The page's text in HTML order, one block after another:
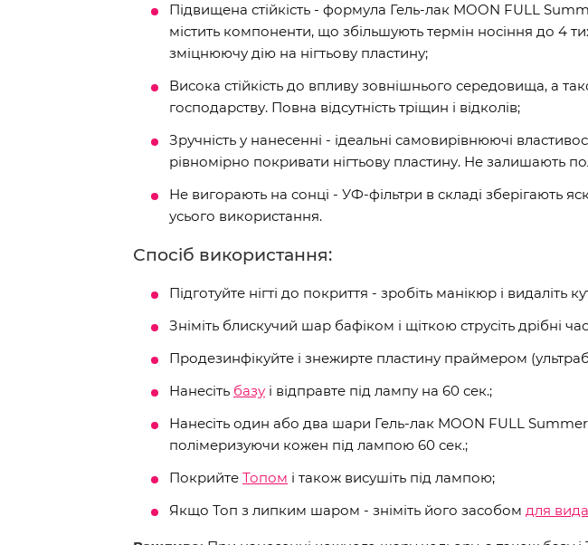
Підвищена стійкість - формула Гель-лак MOON FULL
містить компоненти, що збільшують термін носіння до 4
зміцнюючу дію на нігтьову пластину;
Висока стійкість до впливу зовнішнього середовища, а
господарству. Повна відсутність тріщин і відколів;
Зручність у нанесенні - ідеальні самовирівнюючі
рівномірно покривати нігтьову пластину. Не залишають
Не вигорають на сонці - УФ-фільтри в складі зберігають
усього використання.
Спосіб використання:
Підготуйте нігті до покриття - зробіть манікюр і видаліть
Зніміть блискучий шар бафіком і щіткою струсіть дрібні
Продезинфікуйте і знежирте пластину праймером
Нанесіть базу і відправте під лампу на 60 сек.;
Нанесіть один або два шари Гель-лак MOON FULL
полімеризуючи кожен під лампою 60 сек.;
Покрийте Топом і також висушіть під лампою;
Якщо Топ з липким шаром - зніміть його засобом для